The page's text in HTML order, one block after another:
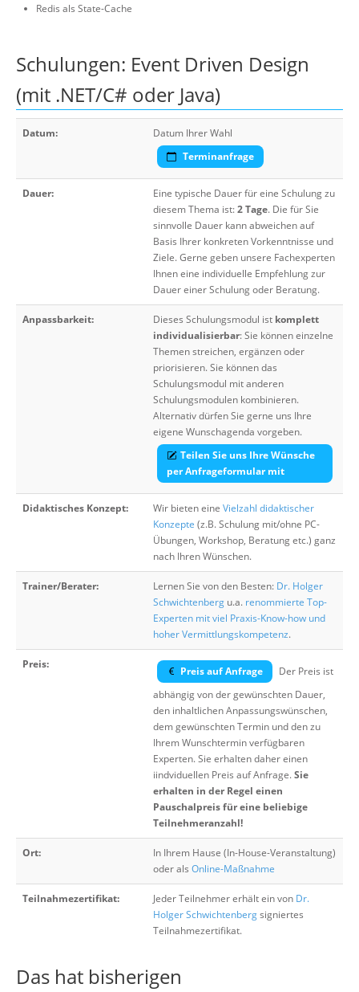
Redis als State-Cache
Schulungen: Event Driven Design
(mit .NET/C# oder Java)
Datum:
Datum Ihrer Wahl
Terminanfrage
Dauer:
Eine typische Dauer für eine Schulung zu
diesem Thema ist:2 Tage. Die für Sie
sinnvolle Dauer kann abweichen auf
Basis Ihrer konkreten Vorkenntnisse und
Ziele. Gerne geben unsere Fachexperten
Ihnen eine individuelle Empfehlung zur
Dauer einer Schulung oder Beratung.
Anpassbarkeit: Dieses Schulungsmodul ist komplett
individualisierbar: Sie können einzelne
Themen streichen, ergänzen oder
priorisieren. Sie können das
Schulungsmodul mit anderen
Schulungsmodulen kombinieren.
Alternativ dürfen Sie gerne uns Ihre
eigene Wunschagenda vorgeben.
Teilen Sie uns Ihre Wünsche
per Anfrageformular mit
Didaktisches Konzept: Wir bieten eine Vielzahl didaktischer
Konzepte (z.B. Schulung mit/ohne PC-
Übungen, Workshop, Beratung etc.) ganz
nach Ihren Wünschen.
Trainer/Berater: Lernen Sie von den Besten: Dr. Holger
Schwichtenberg u.a. renommierte Top-
Experten mit viel Praxis-Know-how und
hoher Vermittlungskompetenz.
Preis:
Preis auf Anfrage
Der Preis ist
abhängig von der gewünschten Dauer,
den inhaltlichen Anpassungswünschen,
dem gewünschten Termin und den zu
Ihrem Wunschtermin verfügbaren
Experten. Sie erhalten daher einen
iindviduellen Preis auf Anfrage.Sie
erhalten in der Regel einen
Pauschalpreis für eine beliebige
Teilnehmeranzahl!
Ort:
In Ihrem Hause (In-House-Veranstaltung)
oder als Online-Maßnahme
Teilnahmezertifikat: Jeder Teilnehmer erhält ein von Dr.
Holger Schwichtenbergsigniertes
Teilnahmezertifikat.
Das hat bisherigen